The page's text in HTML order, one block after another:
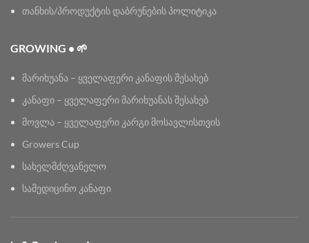
თანხის/პროდუქტის დაბრუნების პოლიტიკა
GROWING • 🌱
მარიხუანა – ყველაფერი კანაფის შესახებ
კანაფი – ყველაფერი მარიხუანას შესახებ
მოვლა – ყველაფერი კარგი მოსავლისთვის
Growers Cup
სახელმძღვანელო
სამედიცინო კანაფი